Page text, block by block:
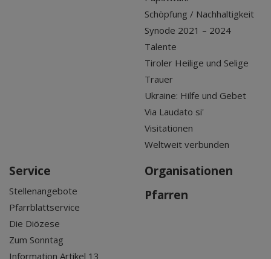
Schöpfung / Nachhaltigkeit
Synode 2021 – 2024
Talente
Tiroler Heilige und Selige
Trauer
Ukraine: Hilfe und Gebet
Via Laudato si'
Visitationen
Weltweit verbunden
Service
Stellenangebote
Pfarrblattservice
Die Diözese
Zum Sonntag
Information Artikel 13
Organisationen
Pfarren